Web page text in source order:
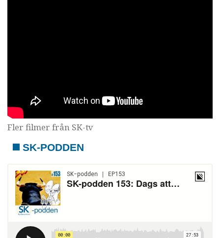
Fler filmer från SK-tv
SK-PODDEN